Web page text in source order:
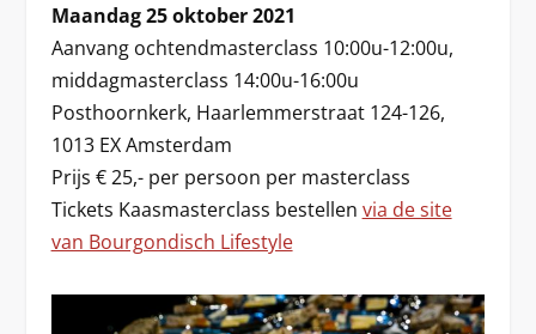
Maandag 25 oktober 2021
Aanvang ochtendmasterclass 10:00u-12:00u,
middagmasterclass 14:00u-16:00u
Posthoornkerk, Haarlemmerstraat 124-126,
1013 EX Amsterdam
Prijs € 25,- per persoon per masterclass
Tickets Kaasmasterclass bestellen via de site
van Bourgondisch Lifestyle